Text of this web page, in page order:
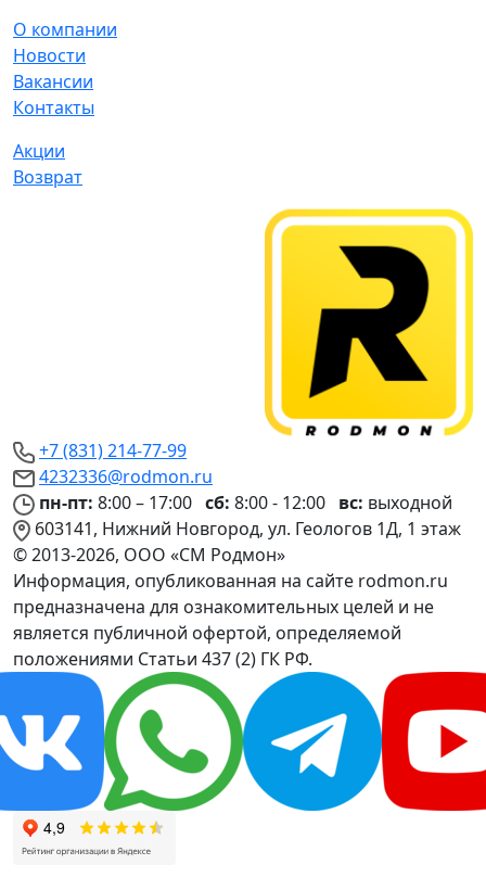
О компании
Новости
Вакансии
Контакты
Акции
Возврат
+7 (831) 214-77-99
4232336@rodmon.ru
пн-пт: 8:00 – 17:00 сб: 8:00 - 12:00 вс: выходной
603141, Нижний Новгород, ул. Геологов 1Д, 1 этаж
© 2013-2026, ООО «СМ Родмон»
Информация, опубликованная на сайте rodmon.ru
предназначена для ознакомительных целей и не
является публичной офертой, определяемой
положениями Статьи 437 (2) ГК РФ.